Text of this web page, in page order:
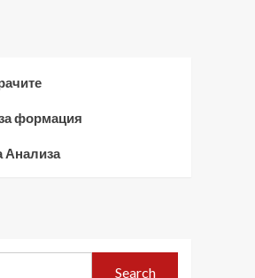
формация
Анализа